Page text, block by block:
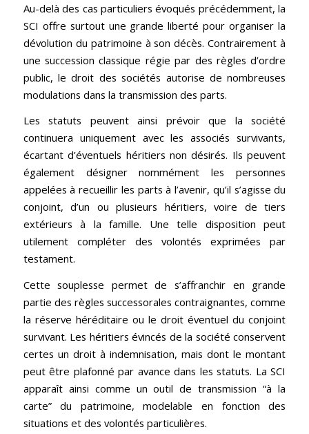
Au-delà des cas particuliers évoqués précédemment, la
SCI offre surtout une grande liberté pour organiser la
dévolution du patrimoine à son décès. Contrairement à
une succession classique régie par des règles d’ordre
public, le droit des sociétés autorise de nombreuses
modulations dans la transmission des parts.
Les statuts peuvent ainsi prévoir que la société
continuera uniquement avec les associés survivants,
écartant d’éventuels héritiers non désirés. Ils peuvent
également désigner nommément les personnes
appelées à recueillir les parts à l’avenir, qu’il s’agisse du
conjoint, d’un ou plusieurs héritiers, voire de tiers
extérieurs à la famille. Une telle disposition peut
utilement compléter des volontés exprimées par
testament.
Cette souplesse permet de s’affranchir en grande
partie des règles successorales contraignantes, comme
la réserve héréditaire ou le droit éventuel du conjoint
survivant. Les héritiers évincés de la société conservent
certes un droit à indemnisation, mais dont le montant
peut être plafonné par avance dans les statuts. La SCI
apparaît ainsi comme un outil de transmission “à la
carte” du patrimoine, modelable en fonction des
situations et des volontés particulières.